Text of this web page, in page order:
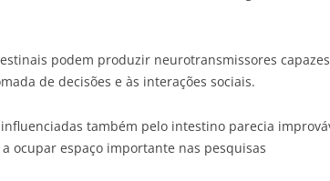
podem produzir neurotransmissores capazes
de decisões e às interações sociais.
também pelo intestino parecia
ocupar espaço importante nas pesquisas